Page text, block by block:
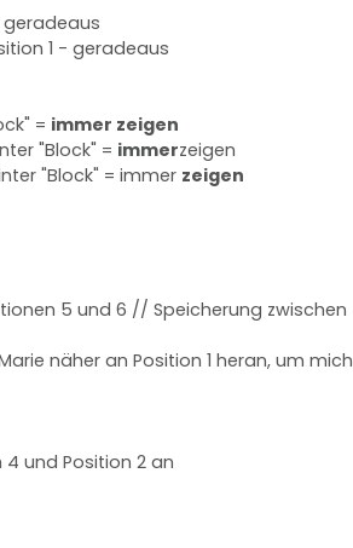
geradeaus
1 - geradeaus
= immer zeigen
"Block" = immerzeigen
"Block" = immer zeigen
5 und 6 // Speicherung zwischen
näher an Position 1 heran, um mich
4 und Position 2 an